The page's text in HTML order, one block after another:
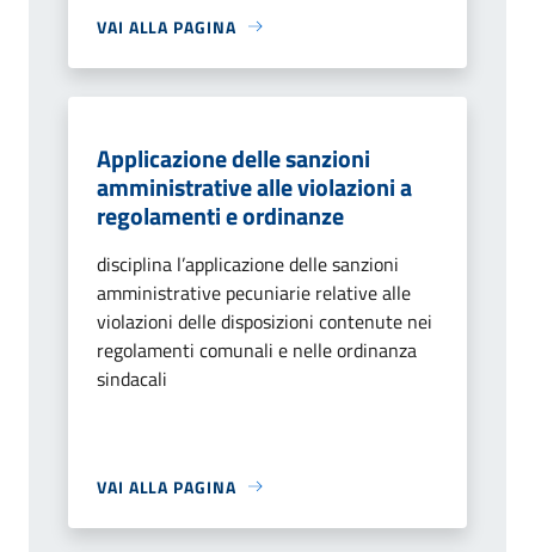
VAI ALLA PAGINA
Applicazione delle sanzioni
amministrative alle violazioni a
regolamenti e ordinanze
disciplina l’applicazione delle sanzioni
amministrative pecuniarie relative alle
violazioni delle disposizioni contenute nei
regolamenti comunali e nelle ordinanza
sindacali
VAI ALLA PAGINA